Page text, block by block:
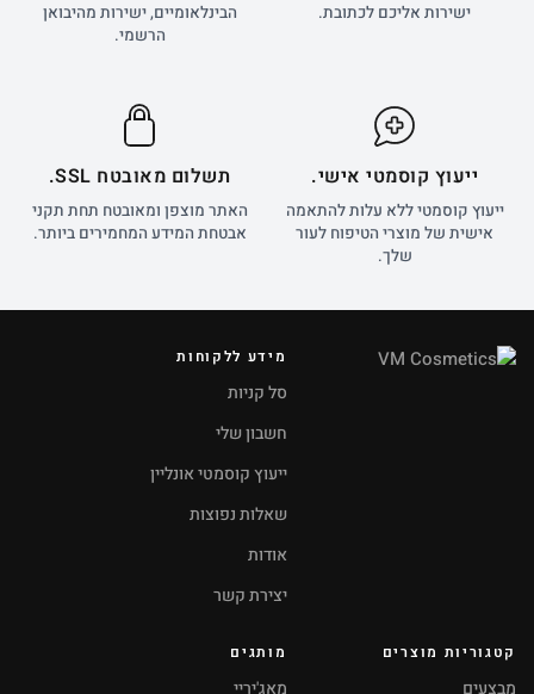
ישירות אליכם לכתובת.
הבינלאומיים, ישירות מהיבואן
הרשמי.
ייעוץ קוסמטי אישי.
ייעוץ קוסמטי ללא עלות להתאמה
אישית של מוצרי הטיפוח לעור
שלך.
תשלום מאובטח SSL.
האתר מוצפן ומאובטח תחת תקני
אבטחת המידע המחמירים ביותר.
מידע ללקוחות
סל קניות
חשבון שלי
ייעוץ קוסמטי אונליין
שאלות נפוצות
אודות
יצירת קשר
קטגוריות מוצרים
מבצעים
מותגים
מאג'יריי